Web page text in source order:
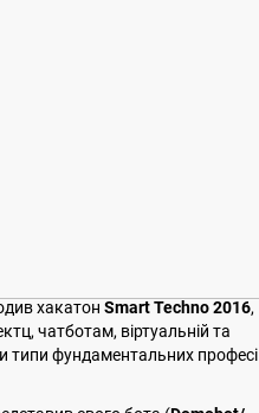
хакатон Smart Techno 2016,
чатботам, віртуальній та
типи фундаментальних